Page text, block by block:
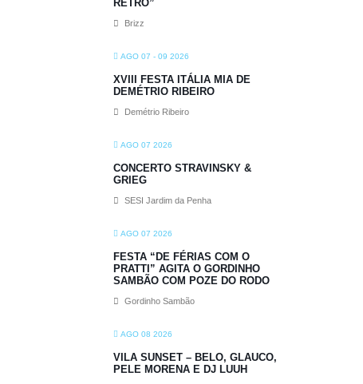
RETRÔ”
Brizz
AGO 07 - 09 2026
XVIII FESTA ITÁLIA MIA DE
DEMÉTRIO RIBEIRO
Demétrio Ribeiro
AGO 07 2026
CONCERTO STRAVINSKY &
GRIEG
SESI Jardim da Penha
AGO 07 2026
FESTA “DE FÉRIAS COM O
PRATTI” AGITA O GORDINHO
SAMBÃO COM POZE DO RODO
Gordinho Sambão
AGO 08 2026
VILA SUNSET – BELO, GLAUCO,
PELE MORENA E DJ LUUH